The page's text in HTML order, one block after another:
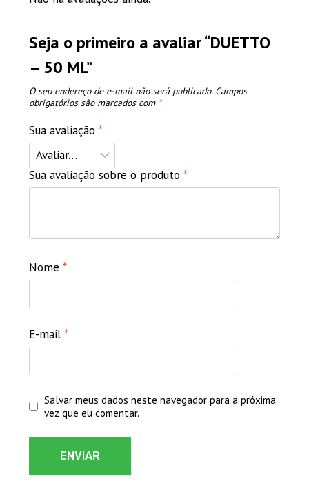
Seja o primeiro a avaliar “DUETTO
– 50 ML”
O seu endereço de e-mail não será publicado. Campos
obrigatórios são marcados com *
Sua avaliação *
Sua avaliação sobre o produto *
Nome *
E-mail *
Salvar meus dados neste navegador para a próxima
vez que eu comentar.